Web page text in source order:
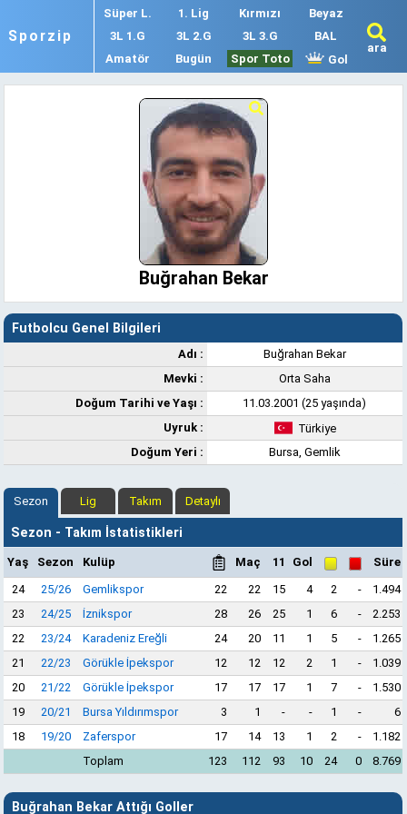
Sporzip
Süper L. 1. Lig Kırmızı
Beyaz
3L 1.G
3L 2.G 3L 3.G
BAL
Amatör
Bugün Spor Toto Gol
ara
Buğrahan Bekar
Futbolcu Genel Bilgileri
Adı :
Buğrahan Bekar
Mevki :
Orta Saha
Doğum Tarihi ve Yaşı :
11.03.2001 (25 yaşında)
Uyruk :
Türkiye
Doğum Yeri :
Bursa, Gemlik
Sezon Lig Takım Detaylı
Sezon - Takım İstatistikleri
Yaş Sezon Kulüp Maç 11 Gol
Süre
24
25/26 Gemlikspor 22 22 15 4 2 -
1.494
23
24/25 İznikspor 28 26 25 1 6 -
2.253
22
23/24 Karadeniz Ereğli 24 20 11 1 5 -
1.265
21
22/23 Görükle İpekspor 12 12 12 2 1 -
1.039
20
21/22 Görükle İpekspor 17 17 17 1 7 -
1.530
19
20/21 Bursa Yıldırımspor 3 1 - - 1 -
6
18
19/20 Zaferspor 17 14 13 1 2 -
1.182
Toplam
123 112 93 10 24 0 8.769
Buğrahan Bekar Attığı Goller